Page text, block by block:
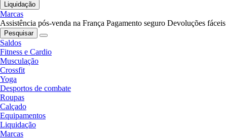
Liquidação
Marcas
Assistência pós-venda na França Pagamento seguro Devoluções fáceis
Pesquisar
Saldos
Fitness e Cardio
Musculação
Crossfit
Yoga
Desportos de combate
Roupas
Calçado
Equipamentos
Liquidação
Marcas